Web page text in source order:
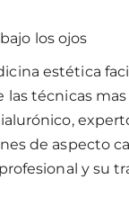
los ojos
estética
técnicas mas
de aspecto
y su